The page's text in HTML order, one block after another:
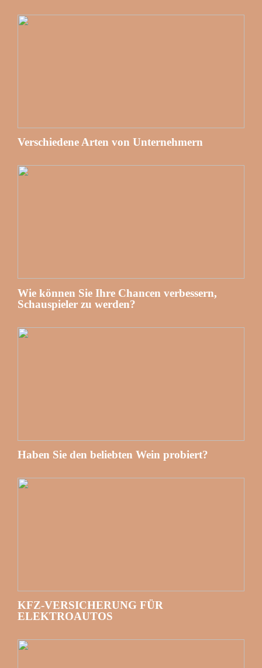
Verschiedene Arten von Unternehmern
Wie können Sie Ihre Chancen verbessern,
Schauspieler zu werden?
Haben Sie den beliebten Wein probiert?
KFZ-VERSICHERUNG FÜR
ELEKTROAUTOS